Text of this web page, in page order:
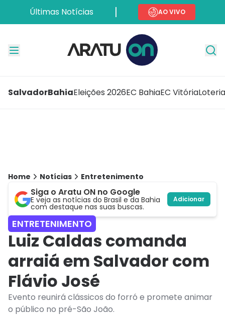
Últimas Notícias AO VIVO
SalvadorBahiaEleições 2026EC BahiaEC Vitória
Home Notícias Entretenimento
Siga o Aratu ON no Google
E veja as notícias do Brasil e da Bahia
com destaque nas suas buscas.
Adicionar
ENTRETENIMENTO
Luiz Caldas comanda
arraiá em Salvador com
Flávio José
Evento reunirá clássicos do forró e promete animar
o público no pré-São João.